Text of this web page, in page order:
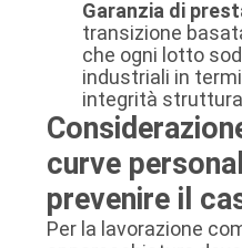
Garanzia di
transizione
che ogni lotto
industriali in
integrità
curve
prevenire il
Per la lavorazione